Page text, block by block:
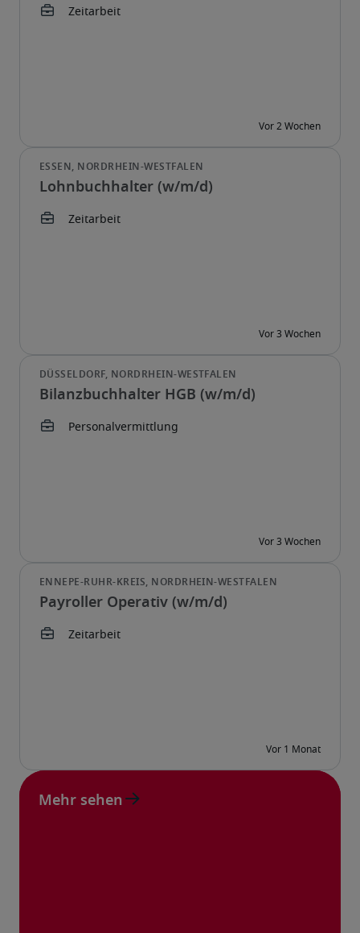
Lohnbuchhalter (w/m/d)
Bilanzbuchhalter HGB (w/m/d)
Payroller Operativ (w/m/d)
Mehr sehen